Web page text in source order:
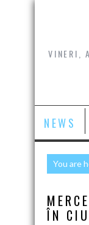
Skip
VINERI,
NEWS
You are
ÎN